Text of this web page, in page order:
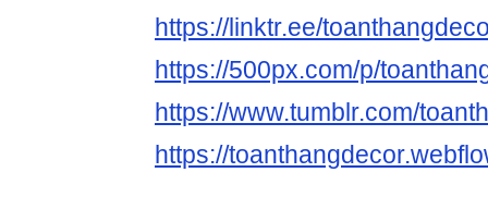
https://linktr.ee/
https://500px.com/p/
https://www.tumblr.com/
https://